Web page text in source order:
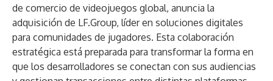
de comercio de videojuegos global, anuncia la
adquisición de LF.Group, líder en soluciones digitales
para comunidades de jugadores. Esta colaboración
estratégica está preparada para transformar la forma en
que los desarrolladores se conectan con sus audiencias